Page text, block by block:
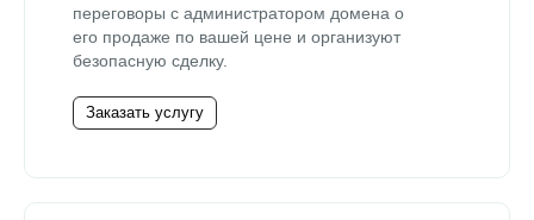
переговоры с администратором домена о
его продаже по вашей цене и организуют
безопасную сделку.
Заказать услугу